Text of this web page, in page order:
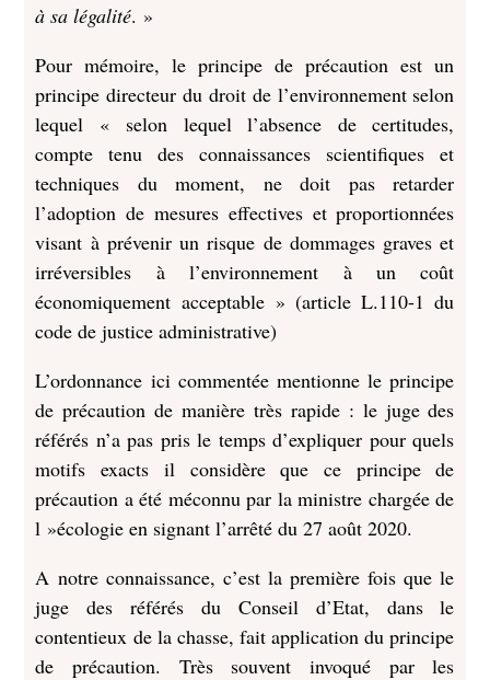
à sa légalité. »
Pour mémoire, le principe de précaution est un
principe directeur du droit de l’environnement selon
lequel « selon lequel l’absence de certitudes,
compte tenu des connaissances scientifiques et
techniques du moment, ne doit pas retarder
l’adoption de mesures effectives et proportionnées
visant à prévenir un risque de dommages graves et
irréversibles à l’environnement à un coût
économiquement acceptable » (article L.110-1 du
code de justice administrative)
L’ordonnance ici commentée mentionne le principe
de précaution de manière très rapide : le juge des
référés n’a pas pris le temps d’expliquer pour quels
motifs exacts il considère que ce principe de
précaution a été méconnu par la ministre chargée de
l »écologie en signant l’arrêté du 27 août 2020.
A notre connaissance, c’est la première fois que le
juge des référés du Conseil d’Etat, dans le
contentieux de la chasse, fait application du principe
de précaution. Très souvent invoqué par les